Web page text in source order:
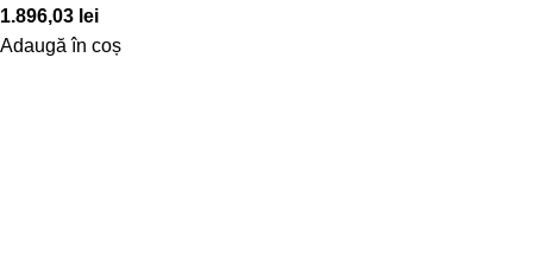
1.896,03 lei
Adaugă în coș